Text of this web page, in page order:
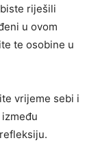
riješili
u ovom
te osobine u
vrijeme sebi i